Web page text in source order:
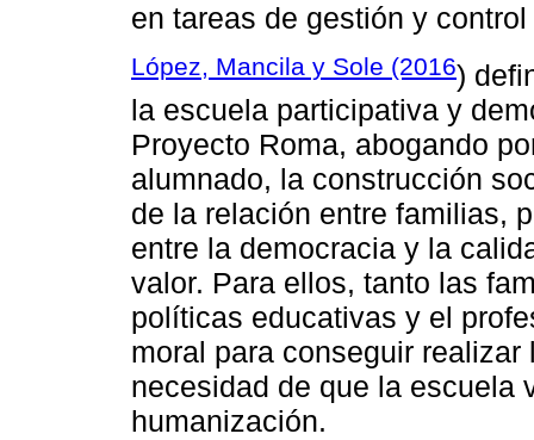
en tareas de gestión y
López, Mancila y Sole (2016)
la escuela participativa y
Proyecto Roma, abogando
alumnado, la construcción
de la relación entre familias,
entre la democracia y la
valor. Para ellos, tanto las
políticas educativas y el
moral para conseguir
necesidad de que la escuela
humanización.